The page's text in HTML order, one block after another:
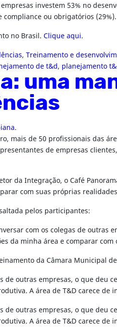
investem 53% no
ou obrigatórios (29%).
no Brasil. Clique aqui.
, Treinamento e
de t&d, planejamento
uma
.
mais de 50 profissionais das
de empresas
da Integração, o Café
com suas próprias
pelos participantes:
com os colegas de
da minha área e comparar com
da Câmara Municipal
de outras empresas, o que deu
A área de T&D carece de
de outras empresas, o que deu
A área de T&D carece de